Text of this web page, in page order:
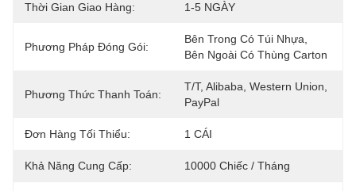
Thời Gian Giao Hàng: 1-5 NGÀY
Phương Pháp Đóng Gói:
Bên Trong Có Túi Nhựa,
Bên Ngoài Có Thùng Carton
Phương Thức Thanh Toán:
T/T, Alibaba, Western Union,
PayPal
Đơn Hàng Tối Thiểu: 1 CÁI
Khả Năng Cung Cấp: 10000 Chiếc / Tháng